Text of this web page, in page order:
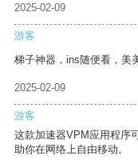
2025-02-09
游客
梯子神器，ins随便看，美
2025-02-09
游客
这款加速器VPM应用程序
助你在网络上自由移动。